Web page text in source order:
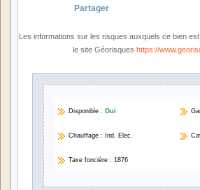
Partager
Les informations sur les risques auxquels ce bien
le site Géorisques https://
Disponible :Oui
Chauffage : Ind. Elec.
Taxe foncière : 1876